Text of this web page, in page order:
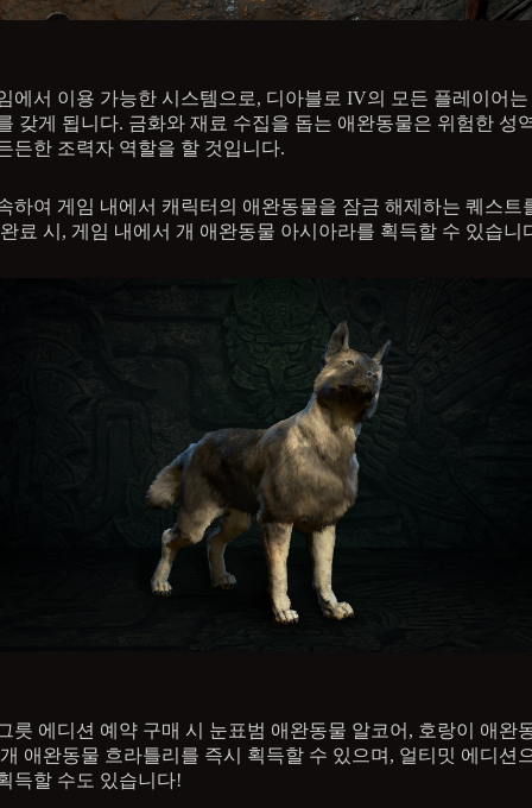
에서 이용 가능한 시스템으로, 디아블로 IV의 모든 플레이어
갖게 됩니다. 금화와 재료 수집을 돕는 애완동물은 위험한 성
든한 조력자 역할을 할 것입니다.
하여 게임 내에서 캐릭터의 애완동물을 잠금 해제하는 퀘스트
료 시, 게임 내에서 개 애완동물 아시아라를 획득할 수 있습니
릇 에디션 예약 구매 시 눈표범 애완동물 알코어, 호랑이 애완
애완동물 흐라틀리를 즉시 획득할 수 있으며, 얼티밋 에디션
득할 수도 있습니다!